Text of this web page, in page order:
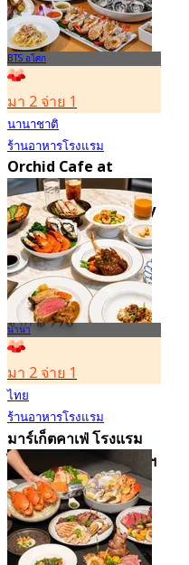
BTS อโศก
มา 2 จ่าย 1
นานาชาติ
ร้านอาหารโรงแรม
Orchid Cafe at
Sheraton Grande
Sukhumvit, a Luxury
Collection Hotel ,
Bangkok
4.7
15K การจอง
จาก฿ 776
นานา
มา 2 จ่าย 1
ไทย
ร้านอาหารโรงแรม
มาร์เก็ตคาเฟ่ โรงแรม
ไฮแอท รีเจนซี่ กรุงเทพฯ
สุขุมวิท
4.8
11.9K การจอง
จาก฿ 382.5